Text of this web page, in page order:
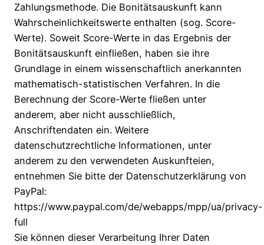
Zahlungsmethode. Die Bonitätsauskunft kann
Wahrscheinlichkeitswerte enthalten (sog. Score-
Werte). Soweit Score-Werte in das Ergebnis der
Bonitätsauskunft einfließen, haben sie ihre
Grundlage in einem wissenschaftlich anerkannten
mathematisch-statistischen Verfahren. In die
Berechnung der Score-Werte fließen unter
anderem, aber nicht ausschließlich,
Anschriftendaten ein. Weitere
datenschutzrechtliche Informationen, unter
anderem zu den verwendeten Auskunfteien,
entnehmen Sie bitte der Datenschutzerklärung von
PayPal:
https://www.paypal.com/de/webapps/mpp/ua/privacy-
full
Sie können dieser Verarbeitung Ihrer Daten